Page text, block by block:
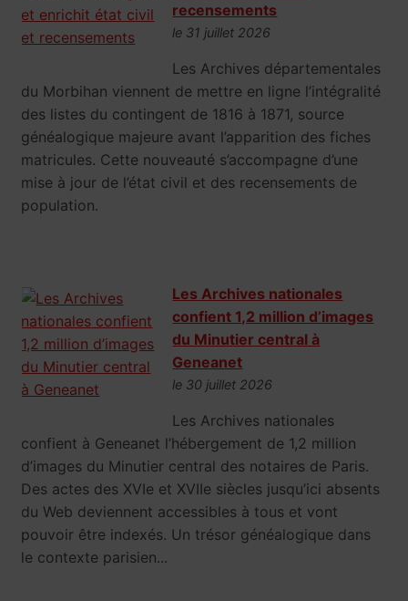
recensements
le 31 juillet 2026
Les Archives départementales
du Morbihan viennent de mettre en ligne l’intégralité
des listes du contingent de 1816 à 1871, source
généalogique majeure avant l’apparition des fiches
matricules. Cette nouveauté s’accompagne d’une
mise à jour de l’état civil et des recensements de
population.
Les Archives nationales
confient 1,2 million d’images
du Minutier central à
Geneanet
le 30 juillet 2026
Les Archives nationales
confient à Geneanet l’hébergement de 1,2 million
d’images du Minutier central des notaires de Paris.
Des actes des XVIe et XVIIe siècles jusqu’ici absents
du Web deviennent accessibles à tous et vont
pouvoir être indexés. Un trésor généalogique dans
le contexte parisien...